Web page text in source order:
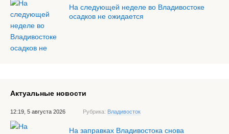
На следующей неделе во Владивостоке
осадков не ожидается
Актуальные новости
12:19, 5 августа 2026 Рубрика: Владивосток
На заправках Владивостока снова